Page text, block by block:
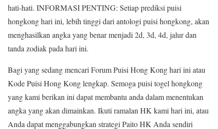
hati-hati. INFORMASI PENTING: Setiap prediksi puisi
hongkong hari ini, lebih tinggi dari antologi puisi hongkong, akan
menghasilkan angka yang benar menjadi 2d, 3d, 4d, jalur dan
tanda zodiak pada hari ini.
Bagi yang sedang mencari Forum Puisi Hong Kong hari ini atau
Kode Puisi Hong Kong lengkap. Semoga puisi togel hongkong
yang kami berikan ini dapat membantu anda dalam menentukan
angka yang akan dimainkan. Ikuti ramalan HK kami hari ini, atau
Anda dapat menggabungkan strategi Paito HK Anda sendiri